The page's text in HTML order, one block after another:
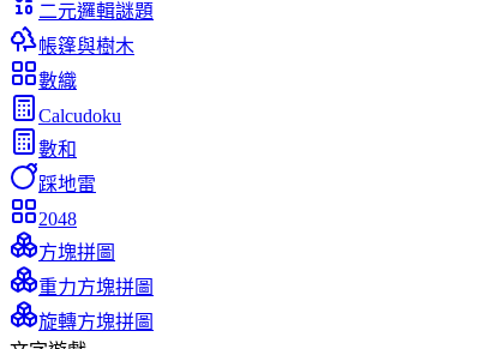
二元邏輯謎題
帳篷與樹木
數織
Calcudoku
數和
踩地雷
2048
方塊拼圖
重力方塊拼圖
旋轉方塊拼圖